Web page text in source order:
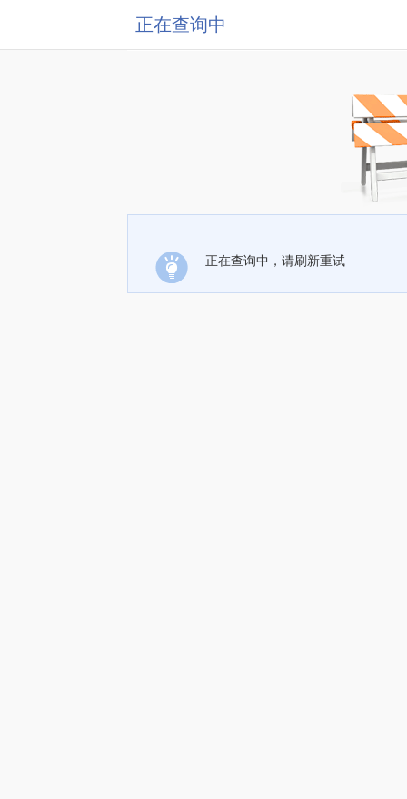
正在查询中
正在查询中，请刷新重试